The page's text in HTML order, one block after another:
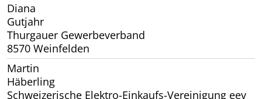
Diana
Gutjahr
Thurgauer Gewerbeverband
8570 Weinfelden
Martin
Häberling
Schweizerische Elektro-Einkaufs-Vereinigung eev